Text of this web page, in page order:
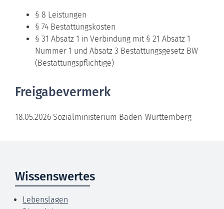
§ 8 Leistungen
§ 74 Bestattungskosten
§ 31 Absatz 1 in Verbindung mit § 21 Absatz 1
Nummer 1 und Absatz 3 Bestattungsgesetz BW
(Bestattungspflichtige)
Freigabevermerk
18.05.2026 Sozialministerium Baden-Württemberg
Wissenswertes
Lebenslagen